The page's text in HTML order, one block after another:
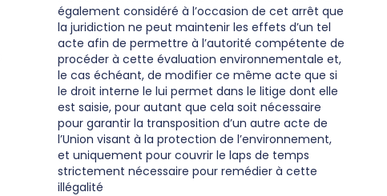
également considéré à l’occasion de cet arrêt que
la juridiction ne peut maintenir les effets d’un tel
acte afin de permettre à l’autorité compétente de
procéder à cette évaluation environnementale et,
le cas échéant, de modifier ce même acte que si
le droit interne le lui permet dans le litige dont elle
est saisie, pour autant que cela soit nécessaire
pour garantir la transposition d’un autre acte de
l’Union visant à la protection de l’environnement,
et uniquement pour couvrir le laps de temps
strictement nécessaire pour remédier à cette
illégalité